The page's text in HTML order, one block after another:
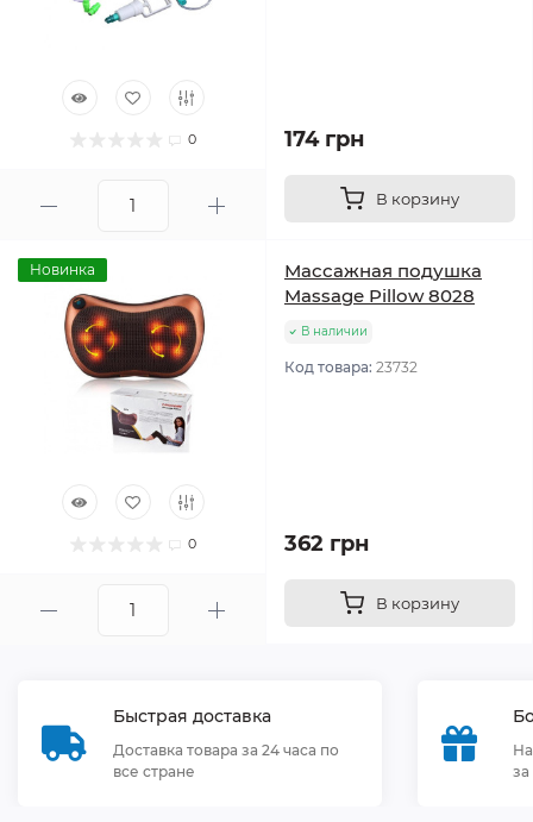
0 174 грн
В корзину
Новинка
0
Массажная подушка
Massage Pillow 8028
В наличии
Код товара: 23732
362 грн
В корзину
Быстрая доставка
Доставка товара за 24 часа по
все стране